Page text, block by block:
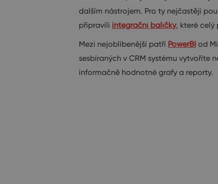
dalším nástrojem. Pro ty nejčastěji
připravili integrační balíčky, které celý
Mezi nejoblíbenější patří PowerBI od
sesbíraných v CRM systému vytvoříte
informačně hodnotné grafy a reporty.